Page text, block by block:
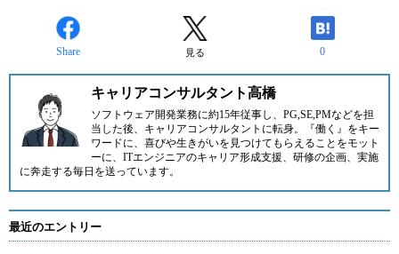
Share 見る 0
キャリアコンサルタント高橋
ソフトウェア開発業務に約15年従事し、PG,SE,PMなどを担
当した後、キャリアコンサルタントに転身。『働く』をキー
ワードに、喜びや生きがいを見つけてもらえることをモット
ーに、ITエンジニアのキャリア形成支援、研修の企画、実施
に奔走する毎日を送っています。
最近のエントリー